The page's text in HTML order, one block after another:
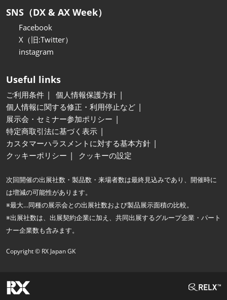
SNS（DX & AX Week）
Facebook
X（旧:Twitter）
instagram
Useful links
ご利用条件
個人情報保護方針
個人情報に関する修正・利用停止など
展示会・セミナー参加ポリシー
特定商取引法に基づく表示
カスタマーハラスメントに対する基本方針
クッキーポリシー
クッキーの設定
次回開催の出展社数・製品数・来場者数は最終見込みであり、開催時に
は増減の可能性があります。
※最大…同種の展示会との出展社数および製品展示面積の比較。
※出展社数は、出展契約企業に加え、共同出展するグループ企業・パート
ナー企業数も含みます。
Copyright © RX Japan GK